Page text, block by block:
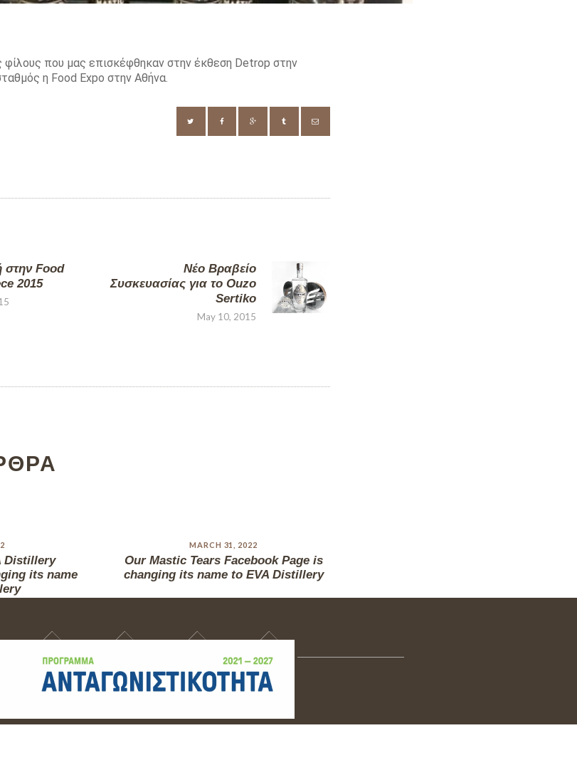
φίλους που μας επισκέφθηκαν στην έκθεση Detrop στην
η Food Expo στην Αθήνα.
στην Food
2015
Νέο Βραβείο
Συσκευασίας για το Ouzo
Sertiko
May 10, 2015
Distillery
its name
MARCH 31, 2022
Our Mastic Tears Facebook Page is
changing its name to EVA Distillery